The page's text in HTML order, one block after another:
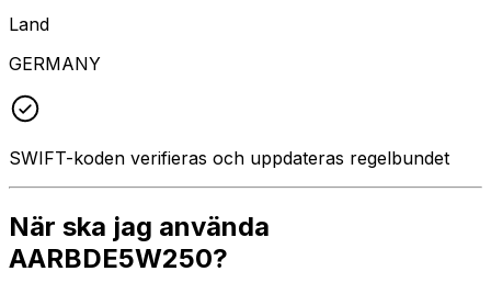
Land
GERMANY
SWIFT-koden verifieras och uppdateras regelbundet
När ska jag använda
AARBDE5W250?